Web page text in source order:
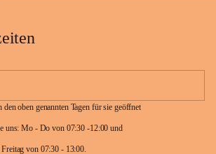
oben genannten Tagen für sie geöffnet
Telefonisch erreichen Sie uns: Mo - Do von 07:30 -12:00 und